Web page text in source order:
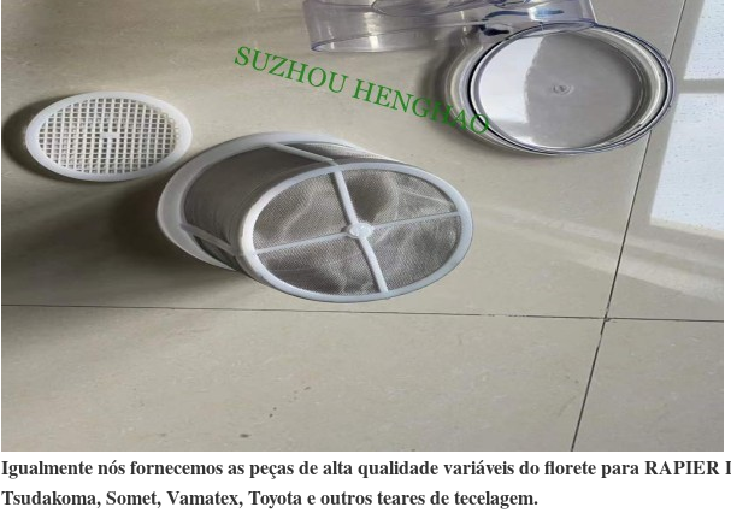
Igualmente nós fornecemos as peças de alta qualidade variáveis do florete para
Tsudakoma, Somet, Vamatex, Toyota e outros teares de tecelagem.